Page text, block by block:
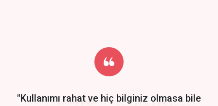
Start by trying our service for 30 days free trial no credit card
required.
"Kullanımı rahat ve hiç bilginiz olmasa bile